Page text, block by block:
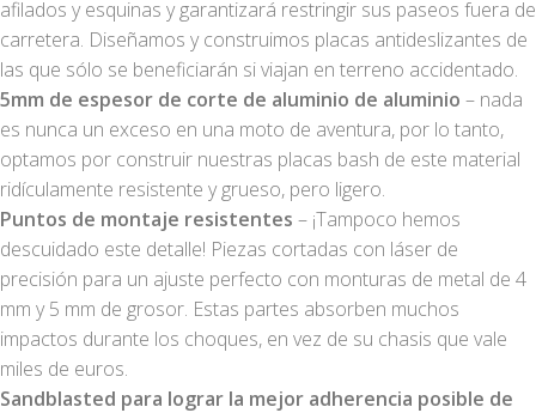
afilados y esquinas y garantizará restringir sus paseos fuera de
carretera. Diseñamos y construimos placas antideslizantes de
las que sólo se beneficiarán si viajan en terreno accidentado.
5mm de espesor de corte de aluminio de aluminio – nada
es nunca un exceso en una moto de aventura, por lo tanto,
optamos por construir nuestras placas bash de este material
ridículamente resistente y grueso, pero ligero.
Puntos de montaje resistentes – ¡Tampoco hemos
descuidado este detalle! Piezas cortadas con láser de
precisión para un ajuste perfecto con monturas de metal de 4
mm y 5 mm de grosor. Estas partes absorben muchos
impactos durante los choques, en vez de su chasis que vale
miles de euros.
Sandblasted para lograr la mejor adherencia posible de